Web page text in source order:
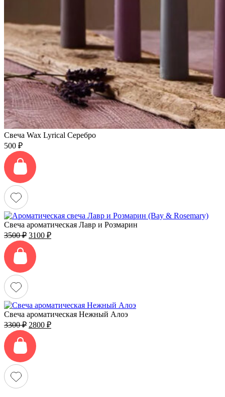
Свеча Wax Lyrical Серебро
500 ₽
Свеча ароматическая Лавр и Розмарин
3500₽ Первоначальная
цена
составляла
3500 ₽.
3100 ₽Текущая
Свеча ароматическая Нежный Алоэ
3300₽ Первоначальная
цена
составляла
3300 ₽.
2800 ₽Текущая